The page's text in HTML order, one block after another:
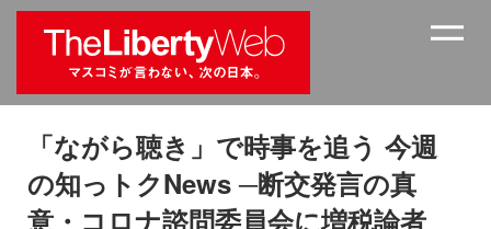
「ながら聴き」で時事を追う 今週
の知っトクNews ─断交発言の真
意・コロナ諮問委員会に増税論者